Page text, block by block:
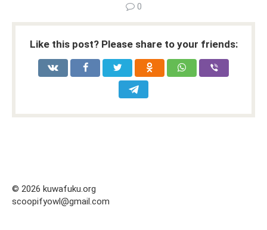
0
Like this post? Please share to your friends:
© 2026 kuwafuku.org
scoopifyowl@gmail.com